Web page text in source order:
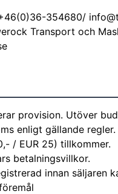
354680/
Transport och
provision. Utöver
enligt gällande regler.
/ EUR 25) tillkommer.
betalningsvillkor.
innan säljaren